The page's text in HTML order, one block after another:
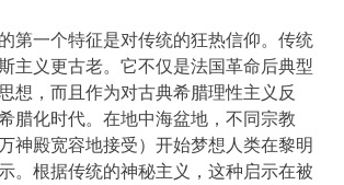
第一个特征是对传统的狂热信仰。传统
主义更古老。它不仅是法国革命后典型
想，而且作为对古典希腊理性主义反
腊化时代。在地中海盆地，不同宗教
神殿宽容地接受）开始梦想人类在黎明
。根据传统的神秘主义，这种启示在被